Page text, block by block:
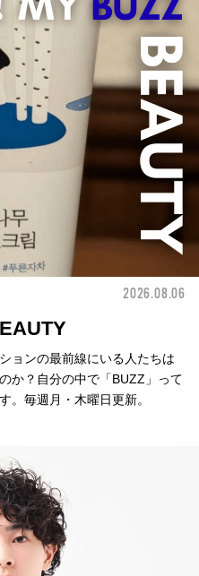
2026.08.06
ョンの最前線にいる人たちは
か？自分の中で「BUZZ」って
。毎週月・木曜日更新。